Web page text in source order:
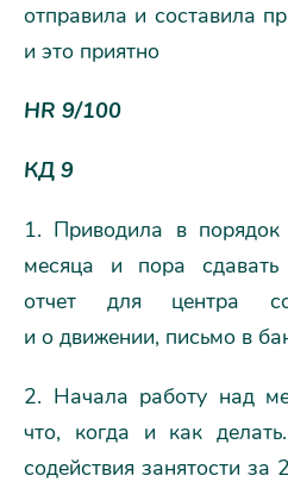
отправила и составила
и это приятно
HR 9/100
КД 9
1. Приводила в порядок
месяца и пора сдавать
отчет для центра
и о движении, письмо в
2. Начала работу над
что, когда и как
содействия занятости за